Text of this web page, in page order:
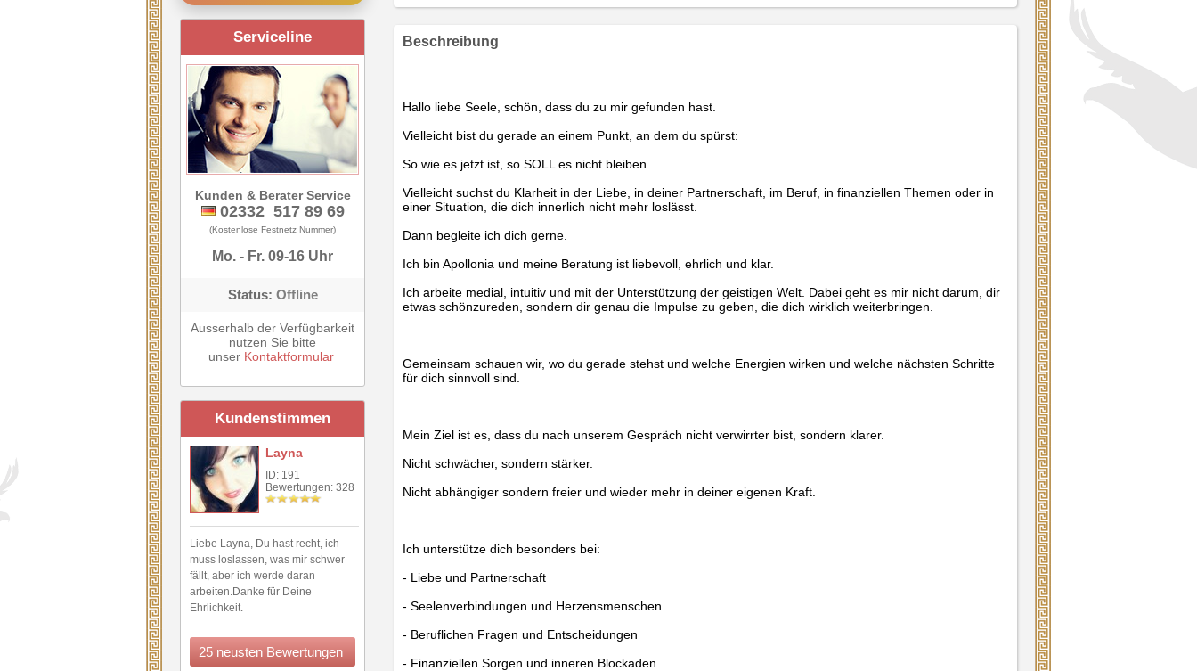
Serviceline
Kunden & Berater Service
02332 517 89 69
(Kostenlose Festnetz Nummer)
Mo. - Fr. 09-16 Uhr
Status: Offline
Ausserhalb der Verfügbarkeit
nutzen Sie bitte
unser Kontaktformular
Kundenstimmen
Layna
ID: 191
Bewertungen: 328
Liebe Layna, Du hast recht, ich
muss loslassen, was mir schwer
fällt, aber ich werde daran
arbeiten.Danke für Deine
Ehrlichkeit.
25 neusten Bewertungen
Beschreibung
Hallo liebe Seele, schön, dass du zu mir gefunden hast.
Vielleicht bist du gerade an einem Punkt, an dem du spürst:
So wie es jetzt ist, so SOLL es nicht bleiben.
Vielleicht suchst du Klarheit in der Liebe, in deiner Partnerschaft, im Beruf, in finanziellen Themen oder in
einer Situation, die dich innerlich nicht mehr loslässt.
Dann begleite ich dich gerne.
Ich bin Apollonia und meine Beratung ist liebevoll, ehrlich und klar.
Ich arbeite medial, intuitiv und mit der Unterstützung der geistigen Welt. Dabei geht es mir nicht darum, dir
etwas schönzureden, sondern dir genau die Impulse zu geben, die dich wirklich weiterbringen.
Gemeinsam schauen wir, wo du gerade stehst und welche Energien wirken und welche nächsten Schritte
für dich sinnvoll sind.
Mein Ziel ist es, dass du nach unserem Gespräch nicht verwirrter bist, sondern klarer.
Nicht schwächer, sondern stärker.
Nicht abhängiger sondern freier und wieder mehr in deiner eigenen Kraft.
Ich unterstütze dich besonders bei:
- Liebe und Partnerschaft
- Seelenverbindungen und Herzensmenschen
- Beruflichen Fragen und Entscheidungen
- Finanziellen Sorgen und inneren Blockaden